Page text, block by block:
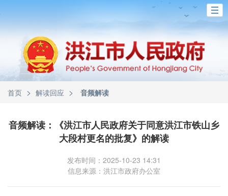
首页 > 解读回应 > 音频解读
音频解读：《洪江市人民政府关于同意洪江市铁山乡
大段村更名的批复》的解读
发布时间：2025-10-23 14:31
信息来源：洪江市政府办公室